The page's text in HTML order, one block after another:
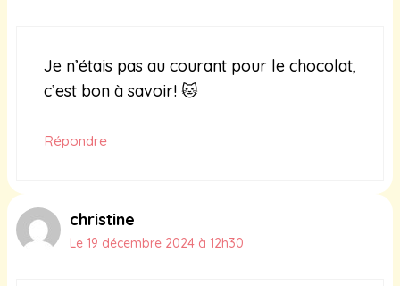
Je n’étais pas au courant pour le chocolat,
c’est bon à savoir! 🐱
Répondre
christine
Le 19 décembre 2024 à 12h30